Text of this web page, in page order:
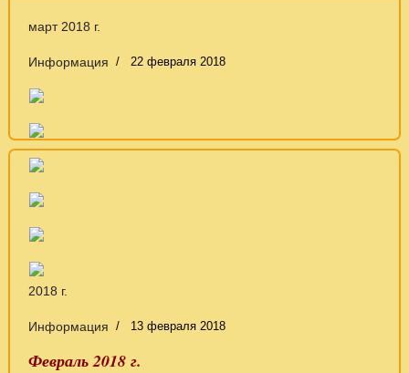
март 2018 г.
Информация 22 февраля 2018
2018 г.
Информация 13 февраля 2018
Февраль 2018 г.